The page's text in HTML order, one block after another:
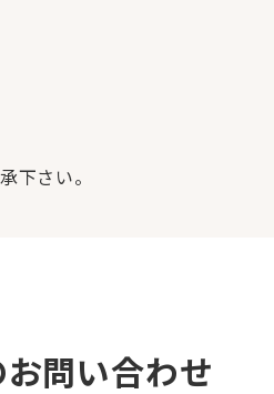
下さい。
問い合わせ